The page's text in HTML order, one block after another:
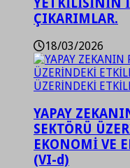
YETKİLİSİNİN
ÇIKARIMLAR.
18/03/2026
YAPAY
SEKTÖRÜ
EKONOMİ VE
(VI-d)